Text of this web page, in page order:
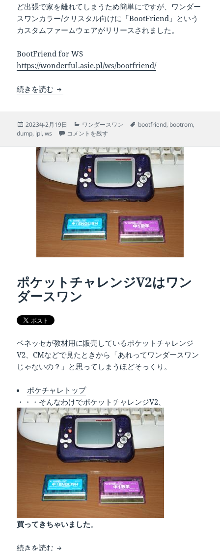
ど出張で家を離れてしまうため簡単にですが、ワンダー
スワンカラー/クリスタル向けに「BootFriend」という
カスタムファームウェアがリリースされました。
BootFriend for WS
https://wonderful.asie.pl/ws/bootfriend/
続きを読む ワンダースワンのカスタムファームウェア？「
投
稿
2023年2月19日
カ
テ
リ
ー
ワンダースワン
タ
bootfriend, bootrom,
dump, ipl,ws ワンダースワンのカスタムファームウェア？「
コメントを残す
ポケットチャレンジV2はワン
ダースワン
ベネッセが教材用に販売しているポケットチャレンジ
V2、CMなどで見たときから「あれってワンダースワン
じゃないの？」と思ってしまうほどそっくり。
ポケチャレトップ
・・・そんなわけでポケットチャレンジV2、
買ってきちゃいました。
続きを読む ポケットチャレンジV2はワンダースワン